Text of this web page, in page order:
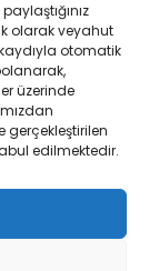
olarak veyahut
otomatik
üzerinde
gerçekleştirilen
edilmektedir.